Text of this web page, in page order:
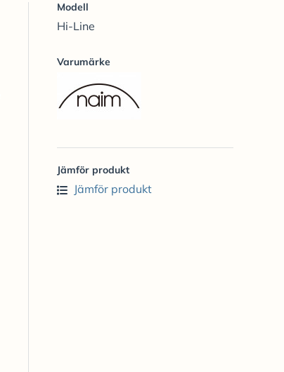
Modell
Hi-Line
Varumärke
Jämför produkt
Jämför produkt